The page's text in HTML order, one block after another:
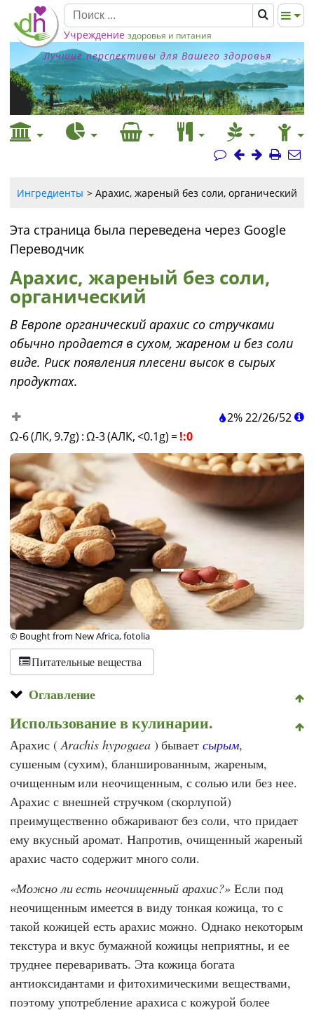
Учреждение здоровья и питания
Лучшие перспективы для Вашего здоровья
Ингредиенты Арахис, жареный без соли, органический
Эта страница была переведена через Google
Переводчик
Арахис, жареный без соли,
органический
В Европе органический арахис со стручками
обычно продается в сухом, жареном и без соли
виде. Риск появления плесени высок в сырых
продуктах.
2%22/26/52
Ω-6 (ЛК, 9.7g) :Ω-3 (АЛК, <0.1g) =!:0
© Bought from New Africa, fotolia
Питательные вещества
Оглавление
Использование в кулинарии.
Арахис (Arachis hypogaea) бываетсырым,
сушеным (сухим), бланшированным, жареным,
очищенным или неочищенным, с солью или без нее.
Арахис с внешней стручком (скорлупой)
преимущественно обжаривают без соли, что придает
ему вкусный аромат. Напротив, очищенный жареный
арахис часто содержит много соли.
Можно ли есть неочищенный арахис? Если под
неочищенным имеется в виду тонкая кожица, то с
такой кожицей есть арахис можно. Однако некоторым
текстура и вкус бумажной кожицы неприятны, и ее
труднее переваривать. Эта кожица богата
антиоксидантами и фитохимическими веществами,
поэтому употребление арахиса с кожурой более